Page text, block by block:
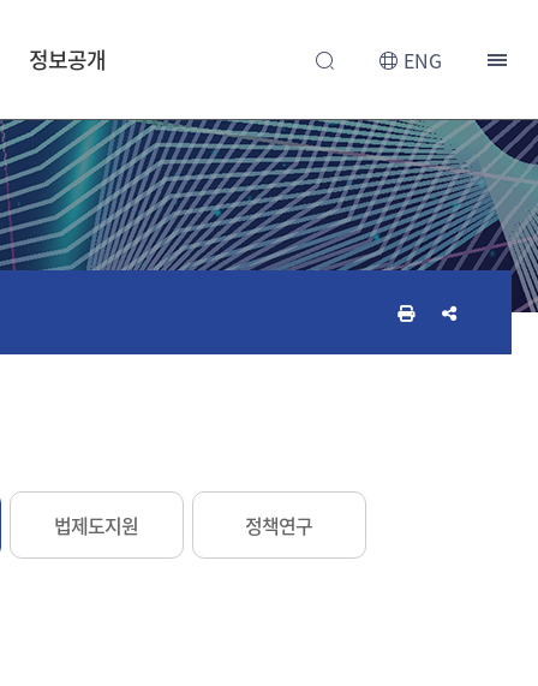
정보공개 ENG
인
쇄
기
공
유
기
법제도지원 정책연구